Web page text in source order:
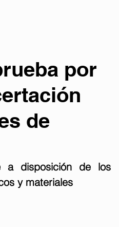
por
de
a disposición de los
y materiales